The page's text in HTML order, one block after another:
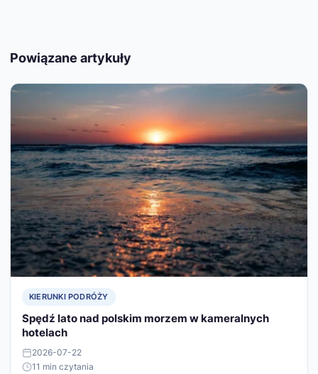
Powiązane artykuły
KIERUNKI PODRÓŻY
Spędź lato nad polskim morzem w kameralnych
hotelach
2026-07-22
11 min czytania